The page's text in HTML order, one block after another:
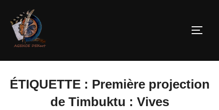
ÉTIQUETTE : Première projection
de Timbuktu : Vives